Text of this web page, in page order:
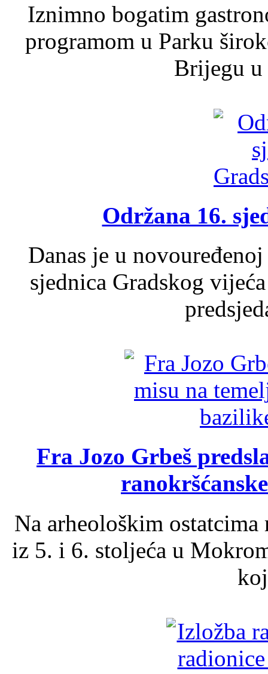
Iznimno bogatim
programom u Parku
Brijegu u
Održana 16.
Danas je u
sjednica Gradskog
Fra Jozo Grbeš
Na arheološkim
iz 5. i 6. stoljeća u